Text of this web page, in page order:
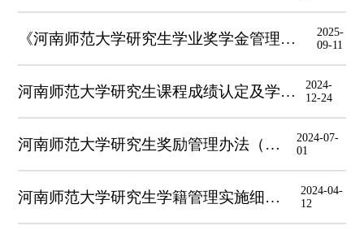
《河南师范大学研究生学业奖学金管理办法》该办法从2026级研究生开始执行
2025-
09-11
河南师范大学研究生课程成绩认定及学分转换暂行办法
2024-
12-24
河南师范大学研究生奖励管理办法（修订）
2024-07-
01
河南师范大学研究生学籍管理实施细则（修订）
2024-04-
12